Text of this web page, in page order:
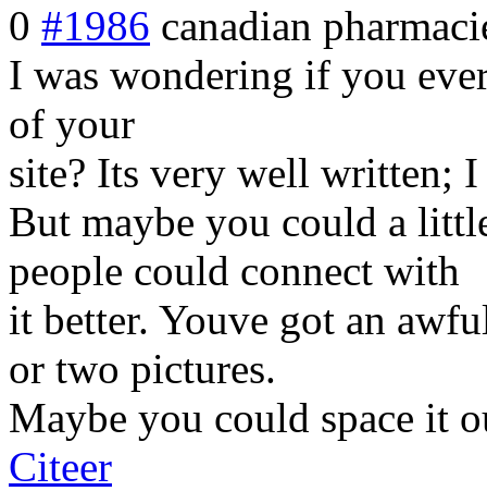
0 #1986 canadian
I was wondering if you
of your
site? Its very well written;
But maybe you could a
people could connect with
it better. Youve got an
or two pictures.
Maybe you could space it
Citeer